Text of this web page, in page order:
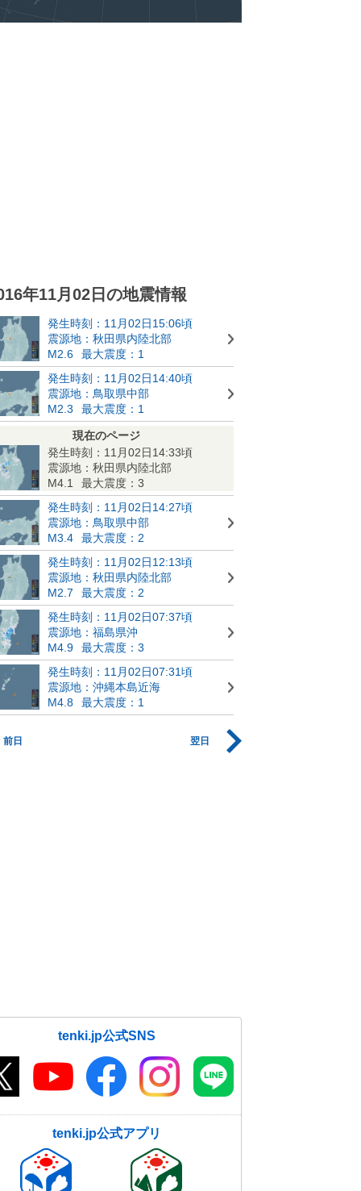
年11月02日の地震情報
発生時刻：11月02日15:06頃
震源地：秋田県内陸北部
M2.6
最大震度：1
発生時刻：11月02日14:40頃
震源地：鳥取県中部
M2.3
最大震度：1
現在のページ
発生時刻：11月02日14:33頃
震源地：秋田県内陸北部
M4.1
最大震度：3
発生時刻：11月02日14:27頃
震源地：鳥取県中部
M3.4
最大震度：2
発生時刻：11月02日12:13頃
震源地：秋田県内陸北部
M2.7
最大震度：2
発生時刻：11月02日07:37頃
震源地：福島県沖
M4.9
最大震度：3
発生時刻：11月02日07:31頃
震源地：沖縄本島近海
M4.8
最大震度：1
前日 翌日
tenki.jp公式SNS
tenki.jp公式アプリ